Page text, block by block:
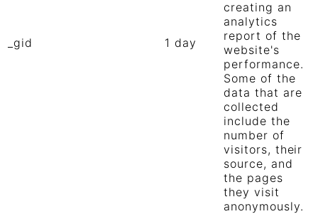
_gid 1 day
creating an
analytics
report of the
website's
performance.
Some of the
data that are
collected
include the
number of
visitors, their
source, and
the pages
they visit
anonymously.